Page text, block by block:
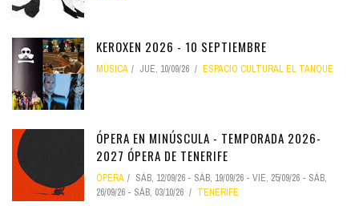
KEROXEN 2026 - 10 SEPTIEMBRE
MÚSICA JUE, 10/09/26 ESPACIO CULTURAL EL TANQUE
ÓPERA EN MINÚSCULA - TEMPORADA 2026-
2027 ÓPERA DE TENERIFE
ÓPERA SÁB, 12/09/26 - SÁB, 19/09/26 - VIE, 25/09/26 - SÁB,
26/09/26 - SÁB, 03/10/26 TENERIFE